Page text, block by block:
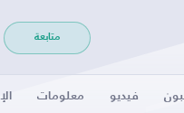
متابعة
فيديو معلومات